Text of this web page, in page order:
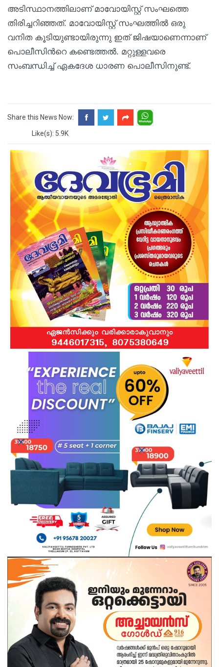
അടിസ്ഥാനത്തിലാണ് മാവോയിസ്റ്റ് സംഘത്തെ
തിരിച്ചറിഞ്ഞത്. മാവോയിസ്റ്റ് സംഘത്തിൽ ഒരു
വനിത കൂടിയുണ്ടായിരുന്നു ഇത് ജിഷയാണെന്നാണ്
പൊലീസിന്‍റെ കണ്ടെത്തൽ. മറ്റുള്ളവരെ
സംബന്ധിച്ച് ഏകദേശ ധാരണ പൊലീസിനുണ്ട്.
Share this News Now:
Like(s): 5.9K